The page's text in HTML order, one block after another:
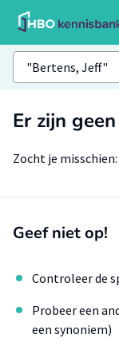
Er zijn
Zocht je misschien:
Geef niet op!
Controleer de
Probeer een
een synoniem)